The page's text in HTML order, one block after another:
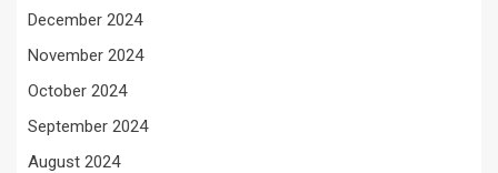
December 2024
November 2024
October 2024
September 2024
August 2024